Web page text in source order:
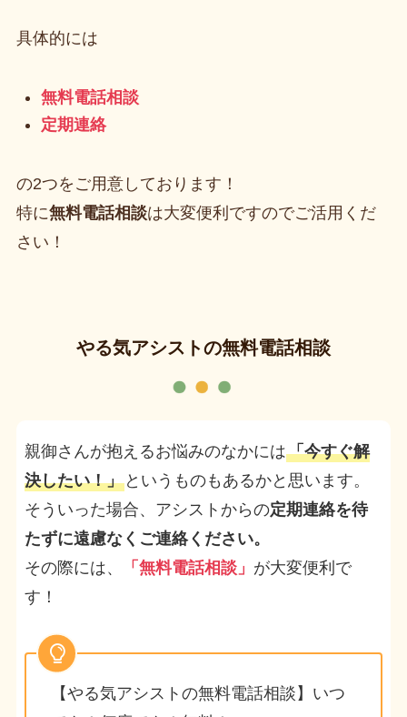
具体的には
無料電話相談
定期連絡
の2つをご用意しております！
特に無料電話相談は大変便利ですのでご活用くだ
さい！
やる気アシストの無料電話相談
親御さんが抱えるお悩みのなかには「今すぐ解
決したい！」というものもあるかと思います。
そういった場合、アシストからの定期連絡を待
たずに遠慮なくご連絡ください。
その際には、
「無料電話相談」 が大変便利で
す！
【やる気アシストの無料電話相談】いつ